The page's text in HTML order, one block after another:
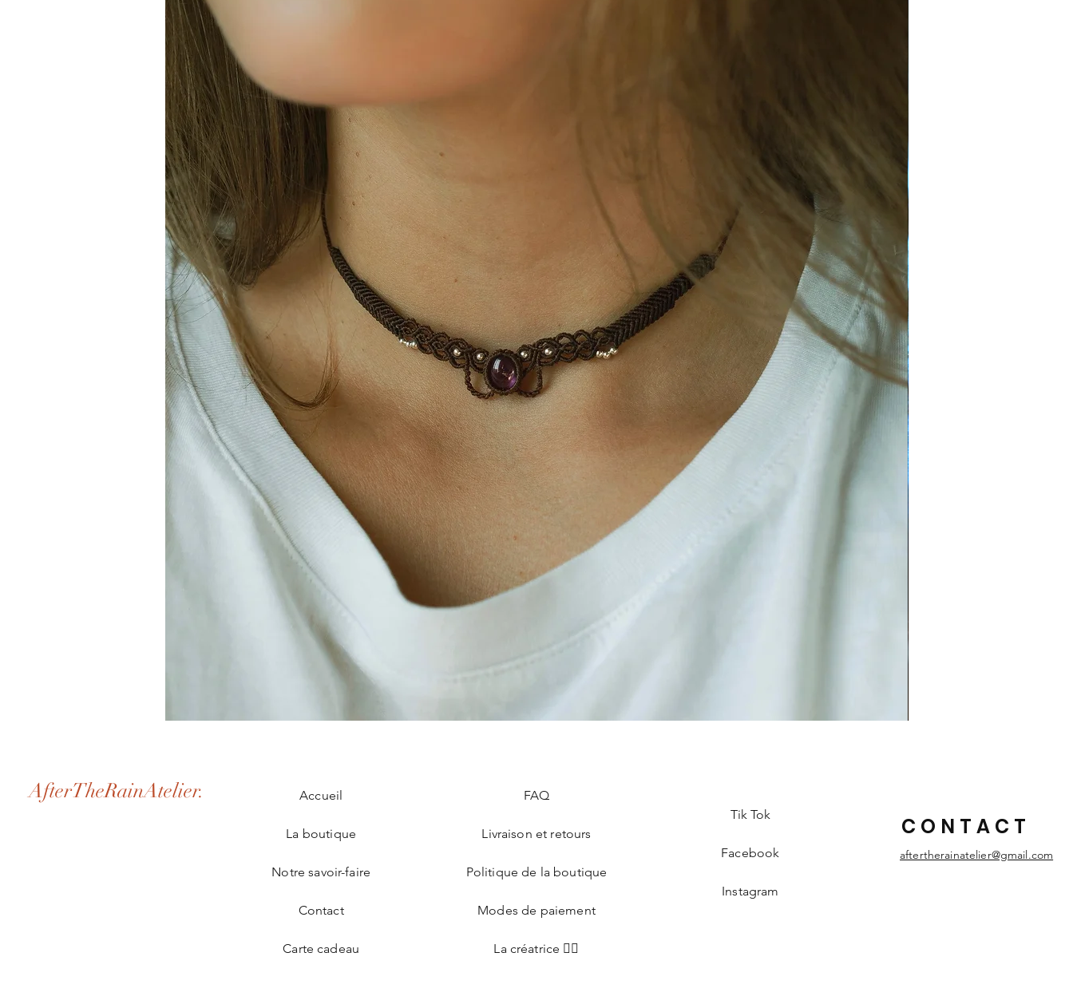
AfterTheRainAtelier. Accueil
La boutique
Notre savoir-faire
Contact
Carte cadeau
FAQ
Livraison et retours
Politique de la boutique
Modes de paiement
La créatrice 🧝‍♀️
Tik Tok
Facebook
Instagram
CONTACT
aftertherainatelier@gmail.com